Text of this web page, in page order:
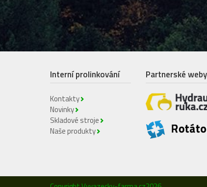
Interní prolinkování
Kontakty
Novinky
Skladové stroje
Naše produkty
Partnerské weby